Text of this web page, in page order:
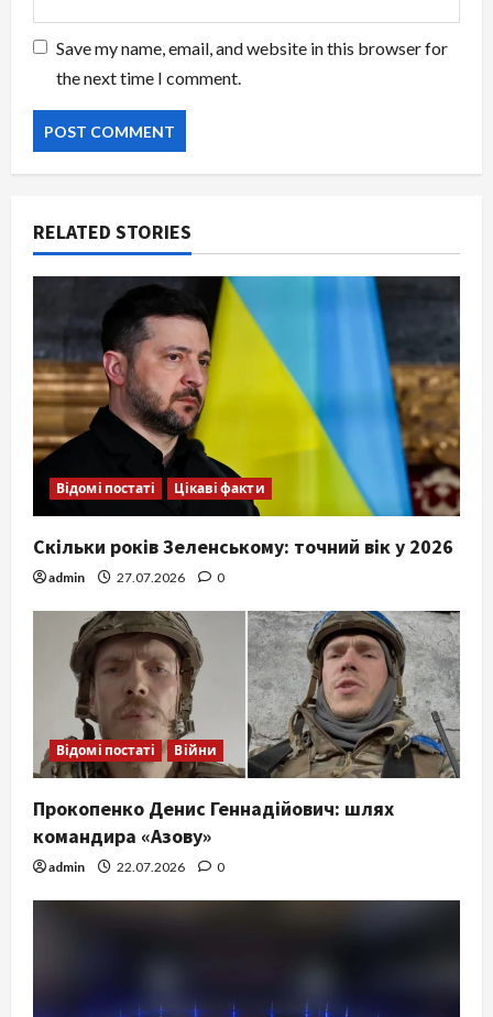
Save my name, email, and website in this browser for
the next time I comment.
RELATED STORIES
Відомі постаті Цікаві факти
Скільки років Зеленському: точний вік у 2026
admin 27.07.2026 0
Відомі постаті Війни
Прокопенко Денис Геннадійович: шлях
командира «Азову»
admin 22.07.2026 0